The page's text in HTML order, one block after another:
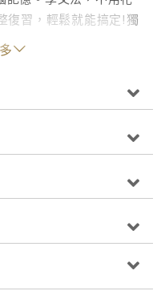
復習，輕鬆就能搞定!獨
語課程 2.巨匠線上美語
帶回家嗎?